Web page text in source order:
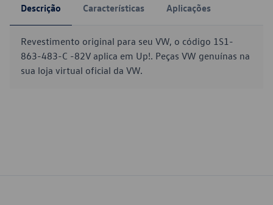
Descrição Características Aplicações
Revestimento original para seu VW, o código 1S1-
863-483-C -82V aplica em Up!. Peças VW genuínas na
sua loja virtual oficial da VW.